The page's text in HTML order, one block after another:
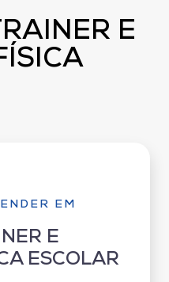
E
EM
E
ESCOLAR